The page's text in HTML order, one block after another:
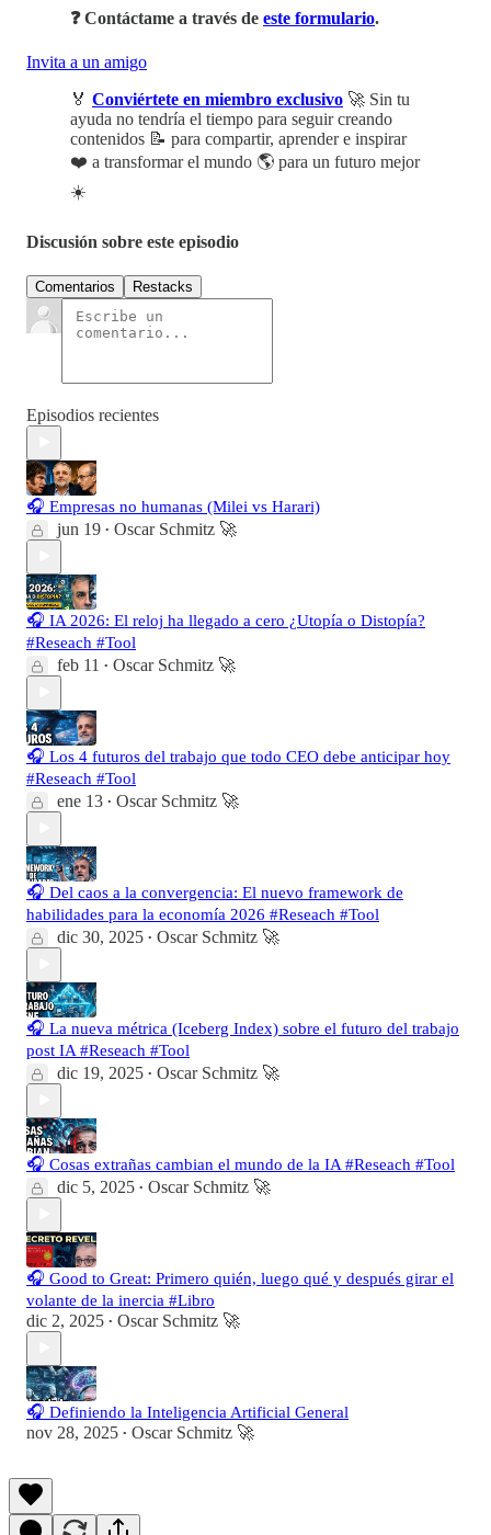
❓ Contáctame a través de este formulario.
Invita a un amigo
🏅 Conviértete en miembro exclusivo 🚀 Sin tu
ayuda no tendría el tiempo para seguir creando
contenidos 📝 para compartir, aprender e inspirar
❤️ a transformar el mundo 🌎 para un futuro mejor
☀️
Discusión sobre este episodio
Comentarios Restacks
Episodios recientes
🎧 Empresas no humanas (Milei vs Harari)
jun 19 • Oscar Schmitz 🚀
🎧 IA 2026: El reloj ha llegado a cero ¿Utopía o Distopía?
#Reseach #Tool
feb 11 • Oscar Schmitz 🚀
🎧 Los 4 futuros del trabajo que todo CEO debe anticipar hoy
#Reseach #Tool
ene 13 • Oscar Schmitz 🚀
🎧 Del caos a la convergencia: El nuevo framework de
habilidades para la economía 2026 #Reseach #Tool
dic 30, 2025 • Oscar Schmitz 🚀
🎧 La nueva métrica (Iceberg Index) sobre el futuro del trabajo
post IA #Reseach #Tool
dic 19, 2025 • Oscar Schmitz 🚀
🎧 Cosas extrañas cambian el mundo de la IA #Reseach #Tool
dic 5, 2025 • Oscar Schmitz 🚀
🎧 Good to Great: Primero quién, luego qué y después girar el
volante de la inercia #Libro
dic 2, 2025 • Oscar Schmitz 🚀
🎧 Definiendo la Inteligencia Artificial General
nov 28, 2025 • Oscar Schmitz 🚀